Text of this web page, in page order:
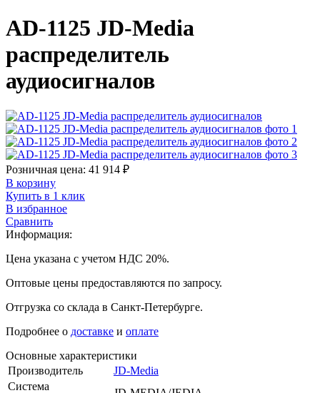
AD-1125 JD-Media
распределитель
аудиосигналов
Розничная цена: 41 914 ₽
В корзину
Купить в 1 клик
В избранное
Сравнить
Информация:
Цена указана с учетом НДС 20%.
Оптовые цены предоставляются по запросу.
Отгрузка со склада в Санкт-Петербурге.
Подробнее о доставке и оплате
Основные характеристики
Производитель
JD-Media
Система